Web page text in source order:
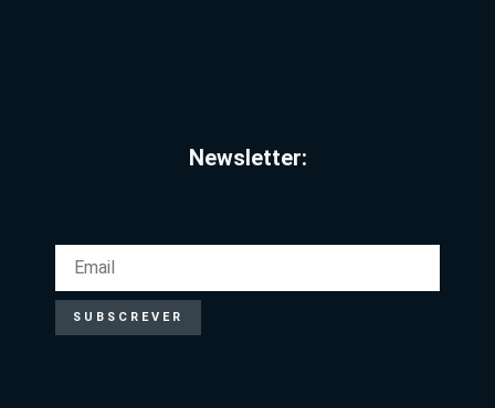
Newsletter:
SUBSCREVER